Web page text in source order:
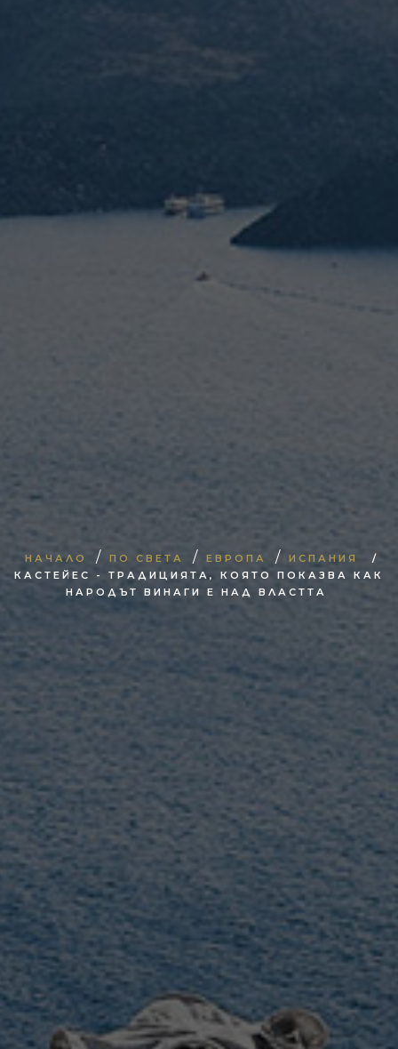
НАЧАЛО / ПО СВЕТА / ЕВРОПА / ИСПАНИЯ
/
КАСТЕЙЕС - ТРАДИЦИЯТА, КОЯТО ПОКАЗВА КАК
НАРОДЪТ ВИНАГИ Е НАД ВЛАСТТА